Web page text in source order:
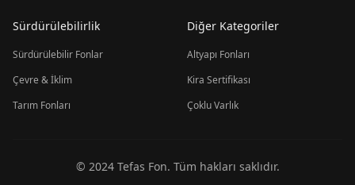
Sürdürülebilirlik
Sürdürülebilir Fonlar
Çevre & İklim
Tarım Fonları
Diğer Kategoriler
Altyapı Fonları
Kira Sertifikası
Çoklu Varlık
© 2024 Tefas Fon. Tüm hakları saklıdır.